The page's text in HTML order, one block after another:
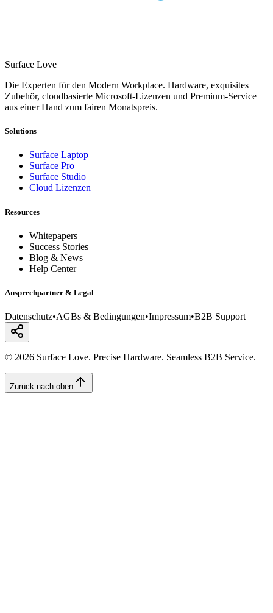
Surface Love
Die Experten für den Modern Workplace. Hardware, exquisites
Zubehör, cloudbasierte Microsoft-Lizenzen und Premium-Service
aus einer Hand zum fairen Monatspreis.
Solutions
Surface Laptop
Surface Pro
Surface Studio
Cloud Lizenzen
Resources
Whitepapers
Success Stories
Blog & News
Help Center
Ansprechpartner & Legal
Datenschutz•AGBs & Bedingungen•Impressum•B2B Support
© 2026 Surface Love. Precise Hardware. Seamless B2B Service.
Zurück nach oben